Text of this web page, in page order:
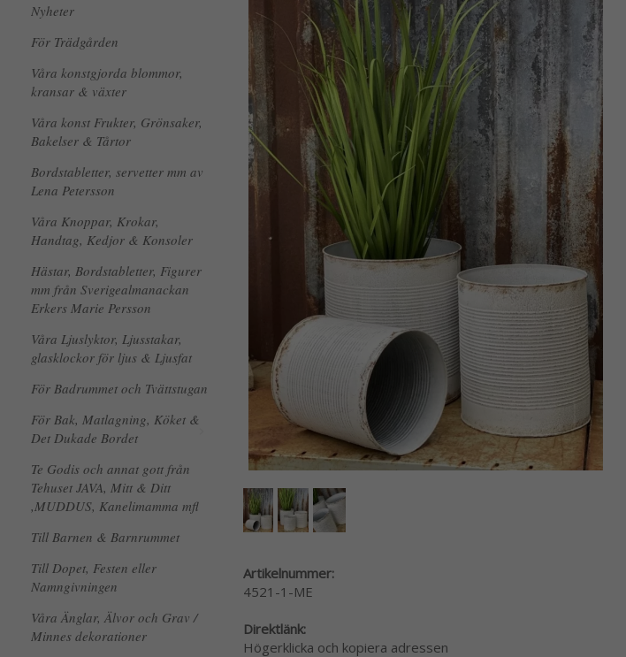
Nyheter
För Trädgården
Våra konstgjorda blommor,
kransar & växter
Våra konst Frukter, Grönsaker,
Bakelser & Tårtor
Bordstabletter, servetter mm av
Lena Petersson
Våra Knoppar, Krokar,
Handtag, Kedjor & Konsoler
Hästar, Bordstabletter, Figurer
mm från Sverigealmanackan
Erkers Marie Persson
Våra Ljuslyktor, Ljusstakar,
glasklockor för ljus & Ljusfat
För Badrummet och Tvättstugan
För Bak, Matlagning, Köket &
Det Dukade Bordet
Te Godis och annat gott från
Tehuset JAVA, Mitt & Ditt
,MUDDUS, Kanelimamma mfl
Till Barnen & Barnrummet
Till Dopet, Festen eller
Namngivningen
Våra Änglar, Älvor och Grav /
Minnes dekorationer
Artikelnummer:
4521-1-ME
Direktlänk:
Högerklicka och kopiera adressen